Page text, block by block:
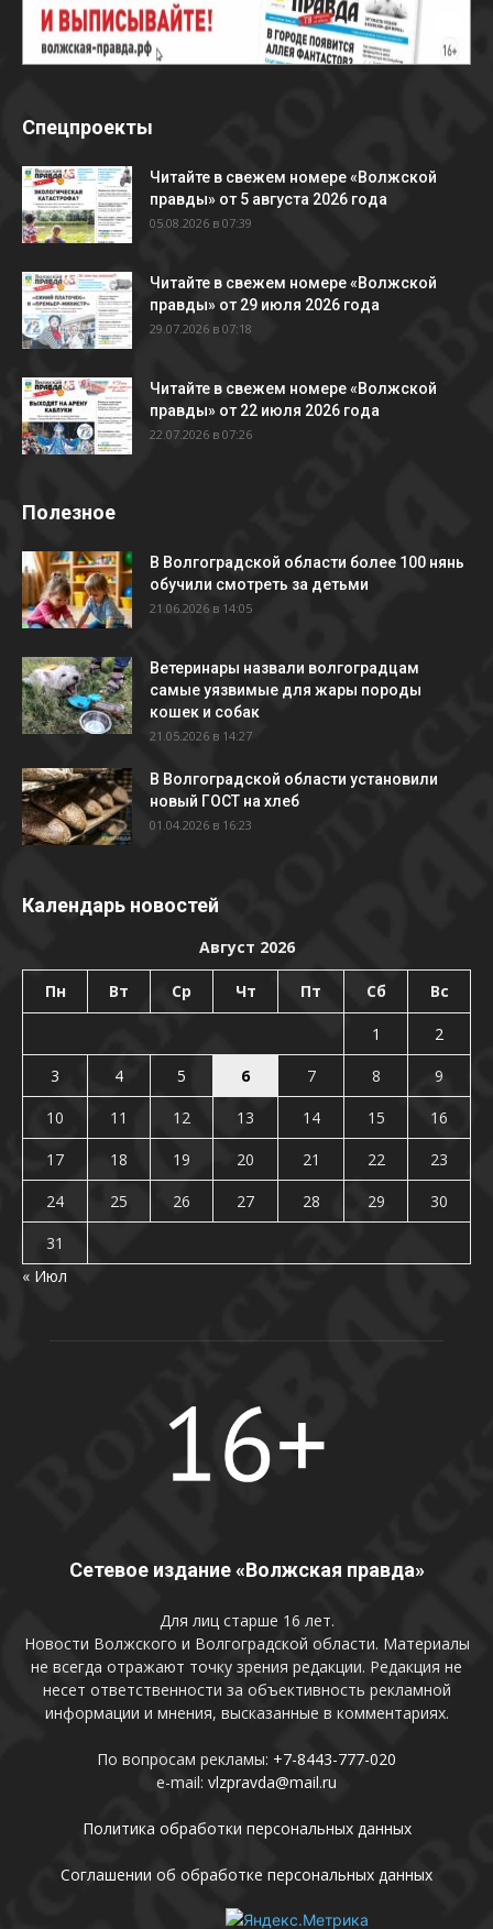
Спецпроекты
Читайте в свежем номере «Волжской
правды» от 5 августа 2026 года
05.08.2026 в 07:39
Читайте в свежем номере «Волжской
правды» от 29 июля 2026 года
29.07.2026 в 07:18
Читайте в свежем номере «Волжской
правды» от 22 июля 2026 года
22.07.2026 в 07:26
Полезное
В Волгоградской области более 100 нянь
обучили смотреть за детьми
21.06.2026 в 14:05
Ветеринары назвали волгоградцам
самые уязвимые для жары породы
кошек и собак
21.05.2026 в 14:27
В Волгоградской области установили
новый ГОСТ на хлеб
01.04.2026 в 16:23
Календарь новостей
Август 2026
Пн Вт Ср Чт Пт Сб Вс
1
2
3
4 5 6 7 8
9
10
11 12 13 14 15
16
17
18 19 20 21 22
23
24
25 26 27 28 29
30
31
« Июл
Сетевое издание «Волжская правда»
Для лиц старше 16 лет.
Новости Волжского и Волгоградской области. Материалы
не всегда отражают точку зрения редакции. Редакция не
несет ответственности за объективность рекламной
информации и мнения, высказанные в комментариях.
По вопросам рекламы: +7-8443-777-020
e-mail: vlzpravda@mail.ru
Политика обработки персональных данных
Соглашении об обработке персональных данных